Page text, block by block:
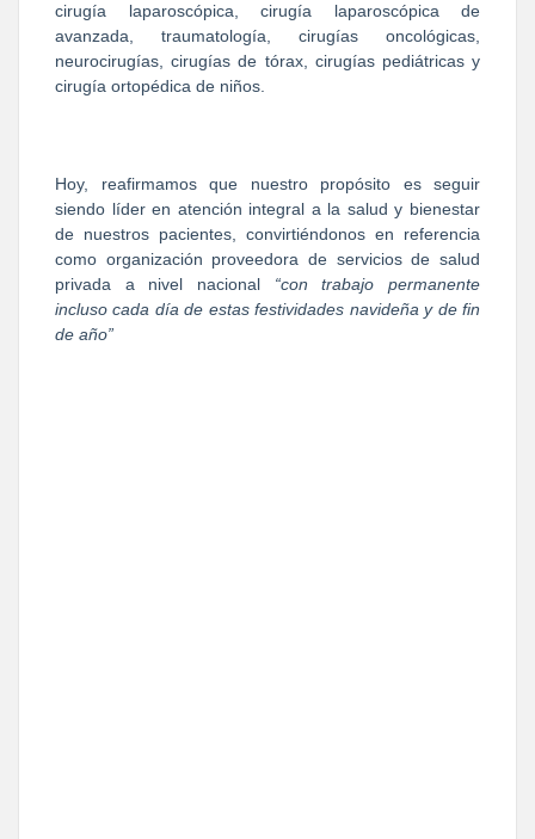
cirugía laparoscópica, cirugía laparoscópica de
avanzada, traumatología, cirugías oncológicas,
neurocirugías, cirugías de tórax, cirugías pediátricas y
cirugía ortopédica de niños.
Hoy, reafirmamos que nuestro propósito es seguir
siendo líder en atención integral a la salud y bienestar
de nuestros pacientes, convirtiéndonos en referencia
como organización proveedora de servicios de salud
privada a nivel nacional “con trabajo permanente
incluso cada día de estas festividades navideña y de fin
de año”